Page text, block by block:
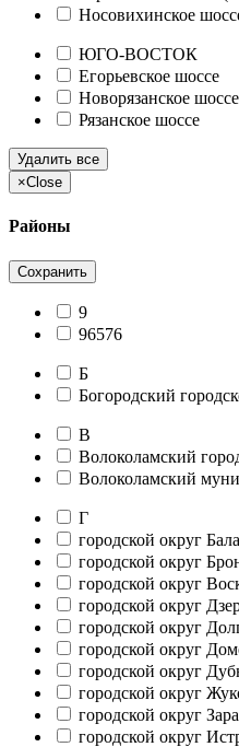
Носовихинское
ЮГО-ВОСТОК
Егорьевское шоссе
Новорязанское
Рязанское шоссе
Удалить все
×Close
Районы
Сохранить
9
96576
Б
Богородский
В
Волоколамский
Волоколамский
Г
городской округ
городской округ
городской округ
городской округ
городской округ
городской округ
городской округ
городской округ
городской округ
городской округ